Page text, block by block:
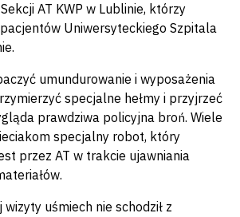
AT KWP w Lublinie, którzy
Uniwersyteckiego Szpitala
umundurowanie i wyposażenia
specjalne hełmy i przyjrzeć
prawdziwa policyjna broń. Wiele
specjalny robot, który
przez AT w trakcie ujawniania
uśmiech nie schodził z